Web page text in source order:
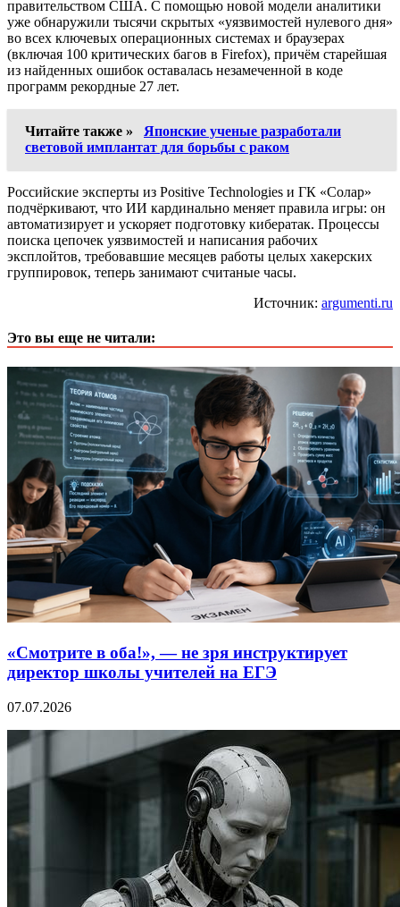
правительством США. С помощью новой модели аналитики
уже обнаружили тысячи скрытых «уязвимостей нулевого дня»
во всех ключевых операционных системах и браузерах
(включая 100 критических багов в Firefox), причём старейшая
из найденных ошибок оставалась незамеченной в коде
программ рекордные 27 лет.
Читайте также »
Японские ученые разработали
световой имплантат для борьбы с раком
Российские эксперты из Positive Technologies и ГК «Солар»
подчёркивают, что ИИ кардинально меняет правила игры: он
автоматизирует и ускоряет подготовку кибератак. Процессы
поиска цепочек уязвимостей и написания рабочих
эксплойтов, требовавшие месяцев работы целых хакерских
группировок, теперь занимают считаные часы.
Источник: argumenti.ru
Это вы еще не читали:
«Смотрите в оба!», — не зря инструктирует
директор школы учителей на ЕГЭ
07.07.2026